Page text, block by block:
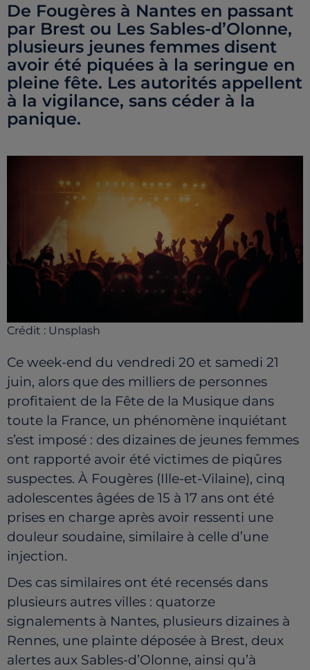
De Fougères à Nantes en passant
par Brest ou Les Sables-d’Olonne,
plusieurs jeunes femmes disent
avoir été piquées à la seringue en
pleine fête. Les autorités appellent
à la vigilance, sans céder à la
panique.
Crédit : Unsplash
Ce week-end du vendredi 20 et samedi 21
juin, alors que des milliers de personnes
profitaient de la Fête de la Musique dans
toute la France, un phénomène inquiétant
s’est imposé : des dizaines de jeunes femmes
ont rapporté avoir été victimes de piqûres
suspectes. À Fougères (Ille-et-Vilaine), cinq
adolescentes âgées de 15 à 17 ans ont été
prises en charge après avoir ressenti une
douleur soudaine, similaire à celle d’une
injection.
Des cas similaires ont été recensés dans
plusieurs autres villes : quatorze
signalements à Nantes, plusieurs dizaines à
Rennes, une plainte déposée à Brest, deux
alertes aux Sables-d’Olonne, ainsi qu’à